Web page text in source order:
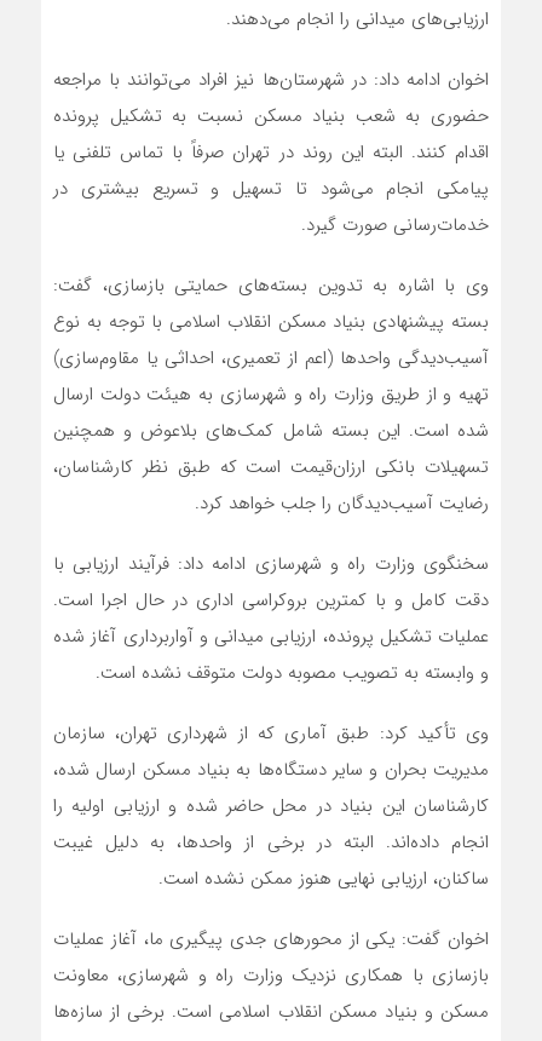
ارزیابی‌های میدانی را انجام می‌دهند.
اخوان ادامه داد: در شهرستان‌ها نیز افراد می‌توانند با مراجعه
حضوری به شعب بنیاد مسکن نسبت به تشکیل پرونده
اقدام کنند. البته این روند در تهران صرفاً با تماس تلفنی یا
پیامکی انجام می‌شود تا تسهیل و تسریع بیشتری در
خدمات‌رسانی صورت گیرد.
وی با اشاره به تدوین بسته‌های حمایتی بازسازی، گفت:
بسته پیشنهادی بنیاد مسکن انقلاب اسلامی با توجه به نوع
آسیب‌دیدگی واحدها (اعم از تعمیری، احداثی یا مقاوم‌سازی)
تهیه و از طریق وزارت راه و شهرسازی به هیئت دولت ارسال
شده است. این بسته شامل کمک‌های بلاعوض و همچنین
تسهیلات بانکی ارزان‌قیمت است که طبق نظر کارشناسان،
رضایت آسیب‌دیدگان را جلب خواهد کرد.
سخنگوی وزارت راه و شهرسازی ادامه داد: فرآیند ارزیابی با
دقت کامل و با کمترین بروکراسی اداری در حال اجرا است.
عملیات تشکیل پرونده، ارزیابی میدانی و آواربرداری آغاز شده
و وابسته به تصویب مصوبه دولت متوقف نشده است.
وی تأکید کرد: طبق آماری که از شهرداری تهران، سازمان
مدیریت بحران و سایر دستگاه‌ها به بنیاد مسکن ارسال شده،
کارشناسان این بنیاد در محل حاضر شده و ارزیابی اولیه را
انجام داده‌اند. البته در برخی از واحدها، به دلیل غیبت
ساکنان، ارزیابی نهایی هنوز ممکن نشده است.
اخوان گفت: یکی از محورهای جدی پیگیری ما، آغاز عملیات
بازسازی با همکاری نزدیک وزارت راه و شهرسازی، معاونت
مسکن و بنیاد مسکن انقلاب اسلامی است. برخی از سازه‌ها